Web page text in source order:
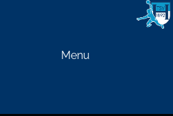
Menu